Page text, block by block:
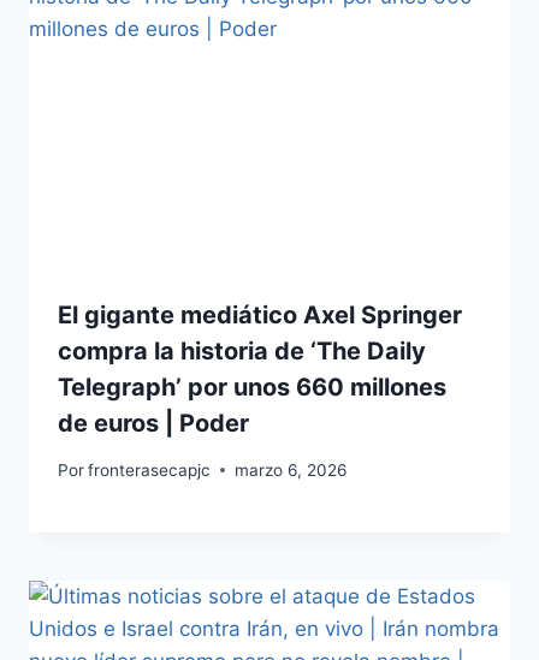
El gigante mediático Axel Springer
compra la historia de ‘The Daily
Telegraph’ por unos 660 millones
de euros | Poder
Porfronterasecapjc marzo 6, 2026